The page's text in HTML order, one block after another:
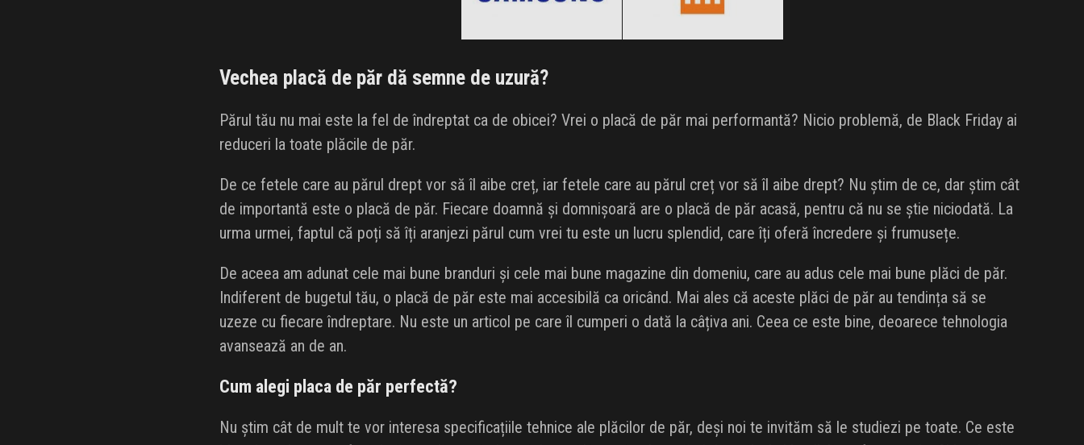
Clic și Vezi Ofertele! Clic și Vezi Ofertele!
Vechea placă de păr dă semne de uzură?
Părul tău nu mai este la fel de îndreptat ca de obicei? Vrei o placă de păr mai performantă? Nicio problemă, de Black Friday ai
reduceri la toate plăcile de păr.
De ce fetele care au părul drept vor să îl aibe creț, iar fetele care au părul creț vor să îl aibe drept? Nu știm de ce, dar știm cât
de importantă este o placă de păr. Fiecare doamnă și domnișoară are o placă de păr acasă, pentru că nu se știe niciodată. La
urma urmei, faptul că poți să îți aranjezi părul cum vrei tu este un lucru splendid, care îți oferă încredere și frumusețe.
De aceea am adunat cele mai bune branduri și cele mai bune magazine din domeniu, care au adus cele mai bune plăci de păr.
Indiferent de bugetul tău, o placă de păr este mai accesibilă ca oricând. Mai ales că aceste plăci de păr au tendința să se
uzeze cu fiecare îndreptare. Nu este un articol pe care îl cumperi o dată la câțiva ani. Ceea ce este bine, deoarece tehnologia
avansează an de an.
Cum alegi placa de păr perfectă?
Nu știm cât de mult te vor interesa specificațiile tehnice ale plăcilor de păr, deși noi te invităm să le studiezi pe toate. Ce este